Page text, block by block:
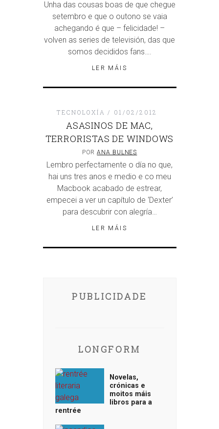
Unha das cousas boas de que chegue
setembro e que o outono se vaia
achegando é que – felicidade! –
volven as series de televisión, das que
somos decididos fans….
LER MÁIS
TECNOLOXÍA 01/02/2012
ASASINOS DE MAC,
TERRORISTAS DE WINDOWS
PORANA BULNES
Lembro perfectamente o día no que,
hai uns tres anos e medio e co meu
Macbook acabado de estrear,
empecei a ver un capítulo de ‘Dexter’
para descubrir con alegría…
LER MÁIS
PUBLICIDADE
LONGFORM
Novelas,
crónicas e
moitos máis
libros para a
rentrée